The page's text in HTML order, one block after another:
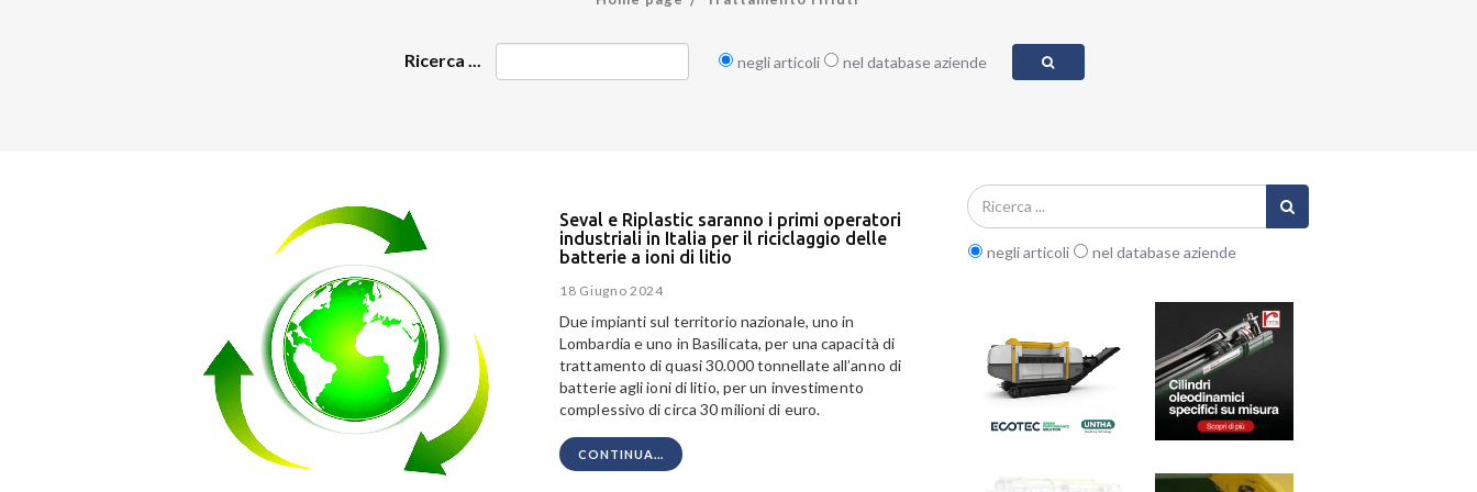
Ricerca ... negli articoli nel database aziende
Seval e Riplastic saranno i primi operatori
industriali in Italia per il riciclaggio delle
batterie a ioni di litio
18 Giugno 2024
Due impianti sul territorio nazionale, uno in
Lombardia e uno in Basilicata, per una capacità di
trattamento di quasi 30.000 tonnellate all’anno di
batterie agli ioni di litio, per un investimento
complessivo di circa 30 milioni di euro.
CONTINUA...
negli articoli nel database aziende